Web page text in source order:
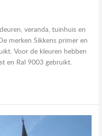
veranda, tuinhuis en
merken Sikkens primer en
Voor de kleuren hebben
en Ral 9003 gebruikt.